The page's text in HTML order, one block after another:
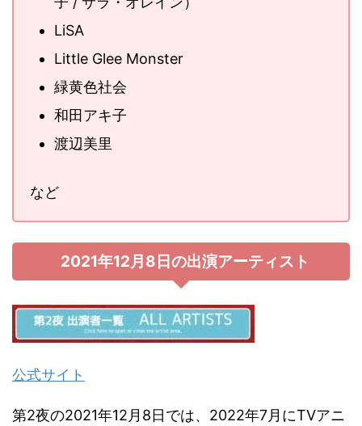
LiSA
Little Glee Monster
緑黄色社会
和田アキ子
渡辺美里
など
2021年12月8日の出演アーティスト
公式サイト
第2夜の2021年12月8日では、2022年7月にTVアニ